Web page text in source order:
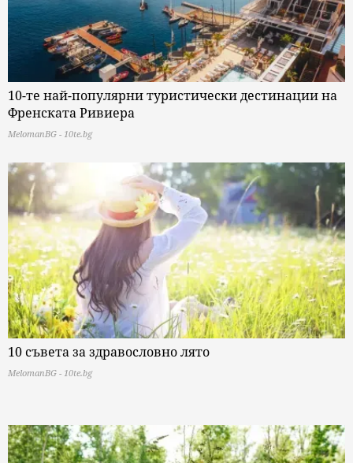
10-те най-популярни туристически дестинации на
Френската Ривиера
MelomanBG - 10te.bg
10 съвета за здравословно лято
MelomanBG - 10te.bg